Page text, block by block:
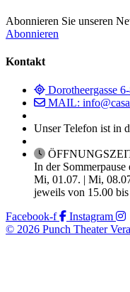
Abonnieren Sie unseren
Abonnieren
Kontakt
Dorotheergasse
MAIL:
Unser Telefon ist in
In der
Mi, 01.07. | Mi,
jeweils von 15.00
Facebook-f
Instagram
© 2026 Punch Theater